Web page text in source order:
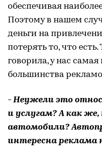
обеспечивая
Поэтому в нашем
деньги на
потерять то, что
говорила, у нас
большинства
- Неужели это
и услугам? А как
автомобили?
интересна реклама